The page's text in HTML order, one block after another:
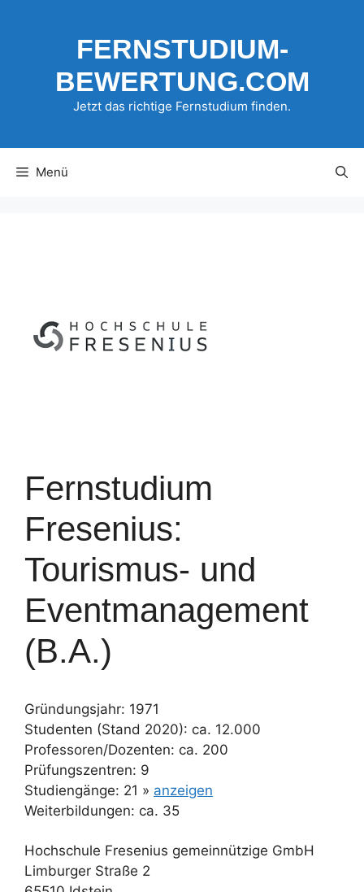
FERNSTUDIUM-
BEWERTUNG.COM
Jetzt das richtige Fernstudium finden.
Menü
Fernstudium
Fresenius:
Tourismus- und
Eventmanagement
(B.A.)
Gründungsjahr: 1971
Studenten (Stand 2020): ca. 12.000
Professoren/Dozenten: ca. 200
Prüfungszentren: 9
Studiengänge: 21 » anzeigen
Weiterbildungen: ca. 35
Hochschule Fresenius gemeinnützige GmbH
Limburger Straße 2